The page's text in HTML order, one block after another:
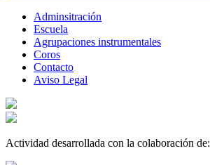
Adminsitración
Escuela
Agrupaciones instrumentales
Coros
Contacto
Aviso Legal
Actividad desarrollada con la colaboración de: